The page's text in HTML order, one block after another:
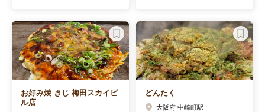
お好み焼 きじ 梅田スカイビ
ル店
どんたく
大阪府 中崎町駅